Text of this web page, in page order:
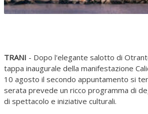
TRANI - Dopo l'elegante salotto di
tappa inaugurale della manifestazione
10 agosto il secondo appuntamento si
serata prevede un ricco programma di
di spettacolo e iniziative culturali.